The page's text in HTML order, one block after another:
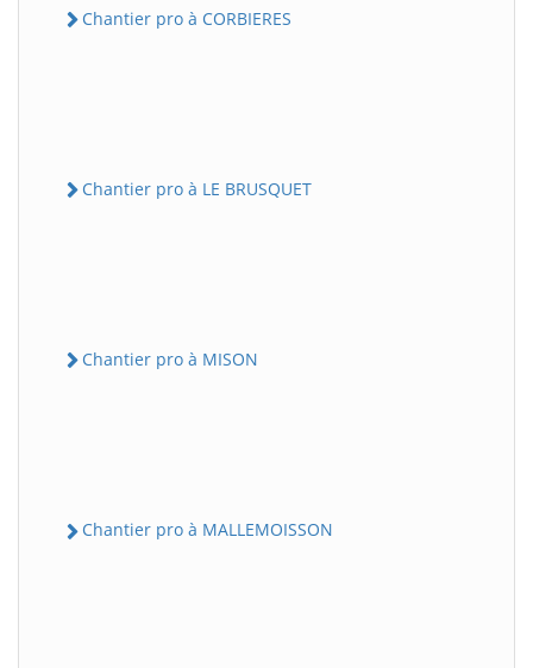
Chantier pro à CORBIERES
Chantier pro à LE BRUSQUET
Chantier pro à MISON
Chantier pro à MALLEMOISSON